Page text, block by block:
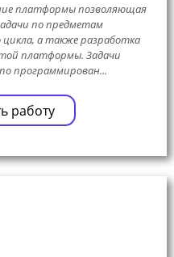
платформы позволяющая
по предметам
а также разработка
платформы. Задачи
программирован...
работу